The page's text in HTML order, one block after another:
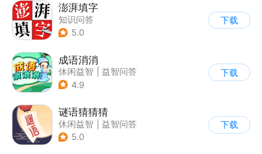
澎湃填字
知识问答
5.0
下载
成语消消
休闲益智
益智问答
| 成语
4.9
下载
谜语猜猜猜
休闲益智
益智问答
| 猜谜
5.0
下载